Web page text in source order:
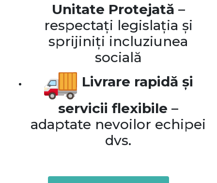
Unitate Protejată –
respectați legislația și
sprijiniți incluziunea
socială
Livrare rapidă și
servicii flexibile –
adaptate nevoilor echipei
dvs.